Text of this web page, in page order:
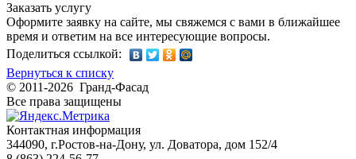
Заказать услугу
Оформите заявку на сайте, мы свяжемся с вами в ближайшее
время и ответим на все интересующие вопросы.
Поделиться ссылкой:
Вернуться к списку
© 2011-2026 Гранд-Фасад
Все права защищены
Контактная информация
344090, г.Ростов-на-Дону, ул. Доватора, дом 152/4